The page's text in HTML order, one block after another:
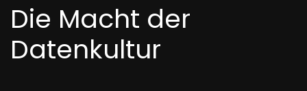
Die Macht der
Datenkultur